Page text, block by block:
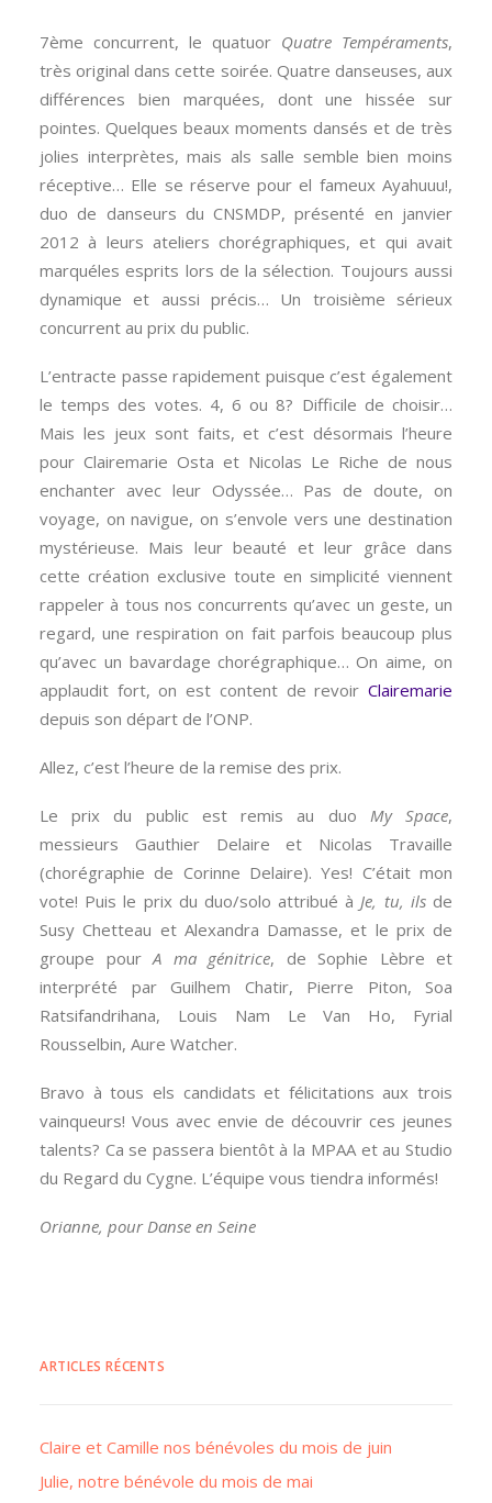
7ème concurrent, le quatuor Quatre Tempéraments,
très original dans cette soirée. Quatre danseuses, aux
différences bien marquées, dont une hissée sur
pointes. Quelques beaux moments dansés et de très
jolies interprètes, mais als salle semble bien moins
réceptive… Elle se réserve pour el fameux Ayahuuu!,
duo de danseurs du CNSMDP, présenté en janvier
2012 à leurs ateliers chorégraphiques, et qui avait
marquéles esprits lors de la sélection. Toujours aussi
dynamique et aussi précis… Un troisième sérieux
concurrent au prix du public.
L’entracte passe rapidement puisque c’est également
le temps des votes. 4, 6 ou 8? Difficile de choisir…
Mais les jeux sont faits, et c’est désormais l’heure
pour Clairemarie Osta et Nicolas Le Riche de nous
enchanter avec leur Odyssée… Pas de doute, on
voyage, on navigue, on s’envole vers une destination
mystérieuse. Mais leur beauté et leur grâce dans
cette création exclusive toute en simplicité viennent
rappeler à tous nos concurrents qu’avec un geste, un
regard, une respiration on fait parfois beaucoup plus
qu’avec un bavardage chorégraphique… On aime, on
applaudit fort, on est content de revoir Clairemarie
depuis son départ de l’ONP.
Allez, c’est l’heure de la remise des prix.
Le prix du public est remis au duo My Space,
messieurs Gauthier Delaire et Nicolas Travaille
(chorégraphie de Corinne Delaire). Yes! C’était mon
vote! Puis le prix du duo/solo attribué àJe, tu, ils de
Susy Chetteau et Alexandra Damasse, et le prix de
groupe pourA ma génitrice, de Sophie Lèbre et
interprété par Guilhem Chatir, Pierre Piton, Soa
Ratsifandrihana, Louis Nam Le Van Ho, Fyrial
Rousselbin, Aure Watcher.
Bravo à tous els candidats et félicitations aux trois
vainqueurs! Vous avec envie de découvrir ces jeunes
talents? Ca se passera bientôt à la MPAA et au Studio
du Regard du Cygne. L’équipe vous tiendra informés!
Orianne, pour Danse en Seine
ARTICLES RÉCENTS
Claire et Camille nos bénévoles du mois de juin
Julie, notre bénévole du mois de mai